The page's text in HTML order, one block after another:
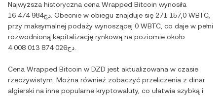
Najwyższa historyczna cena Wrapped Bitcoin wynosiła
دج16 474 984 . Obecnie w obiegu znajduje się 271 157,0 WBTC
przy maksymalnej podaży wynoszącej 0 WBTC , co daje w pełni
rozwodnioną kapitalizację rynkową na poziomie około
دج4 008 013 874 026
Cena Wrapped Bitcoin w DZD jest aktualizowana w czasie
rzeczywistym. Można również zobaczyć przeliczenia z dinar
algierski na inne popularne kryptowaluty, co ułatwia szybką i